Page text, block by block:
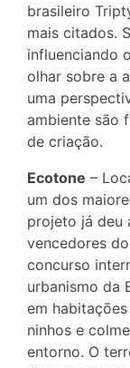
brasileiro
mais citados.
influenciando
olhar sobre a
uma
ambiente são
de criação.
Ecotone –
um dos
projeto já deu
vencedores
concurso
urbanismo da
em
ninhos e
entorno. O